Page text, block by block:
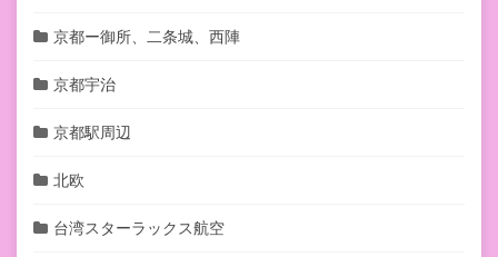
京都ー御所、二条城、西陣
京都宇治
京都駅周辺
北欧
台湾スターラックス航空